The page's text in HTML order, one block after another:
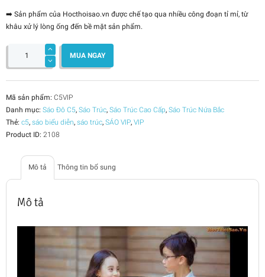
➡️ Sản phẩm của Hocthoisao.vn được chế tạo qua nhiều công đoạn tỉ mỉ, từ
khâu xử lý lòng ống đến bề mặt sản phẩm.
Sáo
Cao
-
VIP
lượng
MUA NGAY
Mã sản phẩm: C5VIP
Danh mục: Sáo Đô C5, Sáo Trúc, Sáo Trúc Cao Cấp, Sáo Trúc Nứa Bắc
Thẻ: c5, sáo biểu diễn, sáo trúc, SÁO VIP, VIP
Product ID: 2108
Mô tả Thông tin bổ sung
Mô tả